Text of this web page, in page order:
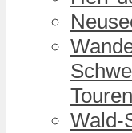
Touren
Wald-